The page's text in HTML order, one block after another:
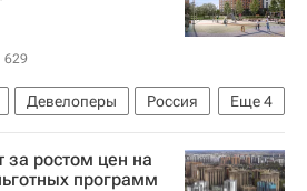
629
Еще4
Девелоперы
Россия
Жилье
за ростом цен на
программ